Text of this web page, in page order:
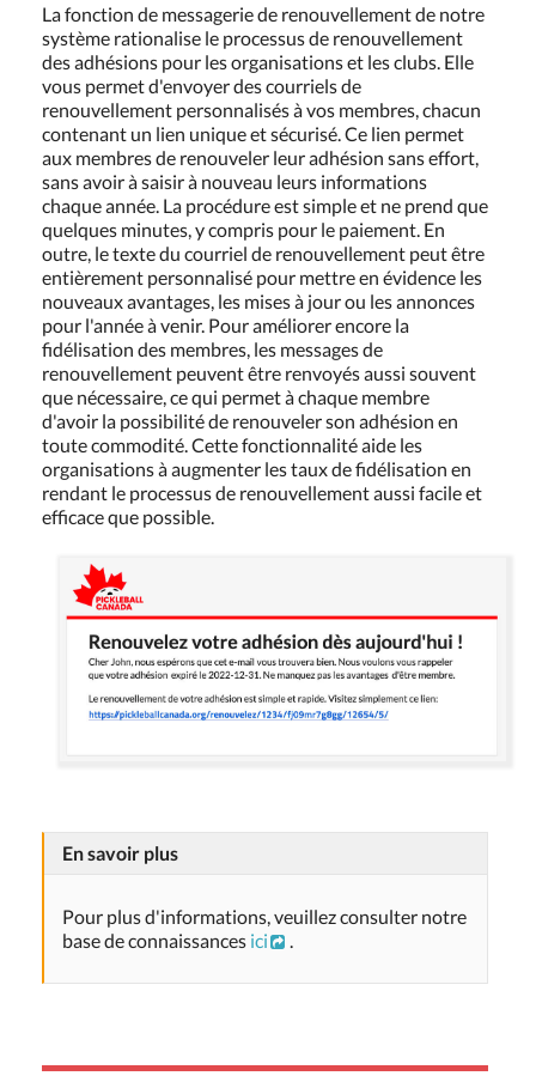
La fonction de messagerie de renouvellement de notre
système rationalise le processus de renouvellement
des adhésions pour les organisations et les clubs. Elle
vous permet d'envoyer des courriels de
renouvellement personnalisés à vos membres, chacun
contenant un lien unique et sécurisé. Ce lien permet
aux membres de renouveler leur adhésion sans effort,
sans avoir à saisir à nouveau leurs informations
chaque année. La procédure est simple et ne prend que
quelques minutes, y compris pour le paiement. En
outre, le texte du courriel de renouvellement peut être
entièrement personnalisé pour mettre en évidence les
nouveaux avantages, les mises à jour ou les annonces
pour l'année à venir. Pour améliorer encore la
fidélisation des membres, les messages de
renouvellement peuvent être renvoyés aussi souvent
que nécessaire, ce qui permet à chaque membre
d'avoir la possibilité de renouveler son adhésion en
toute commodité. Cette fonctionnalité aide les
organisations à augmenter les taux de fidélisation en
rendant le processus de renouvellement aussi facile et
efficace que possible.
En savoir plus
Pour plus d'informations, veuillez consulter notre
base de connaissances ici .